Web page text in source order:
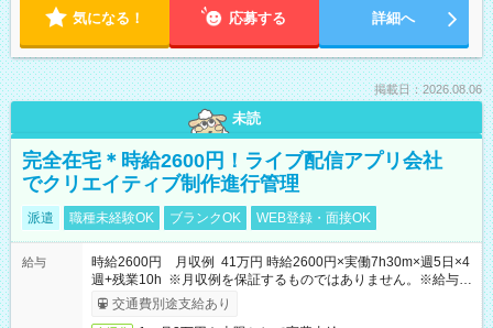
気になる！ 応募する 詳細へ
掲載日：2026.08.06
未読
完全在宅＊時給2600円！ライブ配信アプリ会社
でクリエイティブ制作進行管理
派遣 職種未経験OK ブランクOK WEB登録・面接OK
給与
時給2600円 月収例 41万円 時給2600円×実働7h30m×週5日×4
週+残業10h ※月収例を保証するものではありません。※給与即
受取りサービス利用可（利用条件有）
交通費別途支給あり